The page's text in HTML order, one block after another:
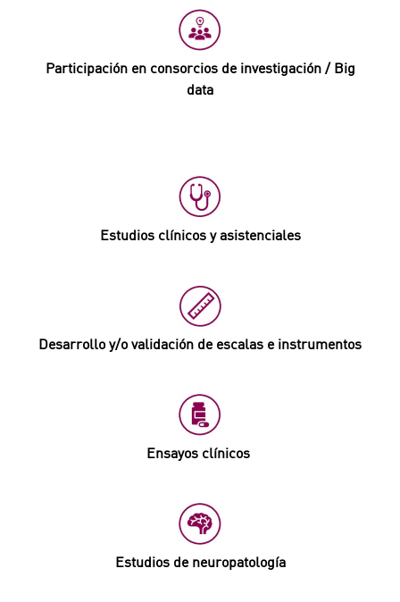
Participación en consorcios de investigación / Big
data
Estudios clínicos y asistenciales
Desarrollo y/o validación de escalas e instrumentos
Ensayos clínicos
Estudios de neuropatología